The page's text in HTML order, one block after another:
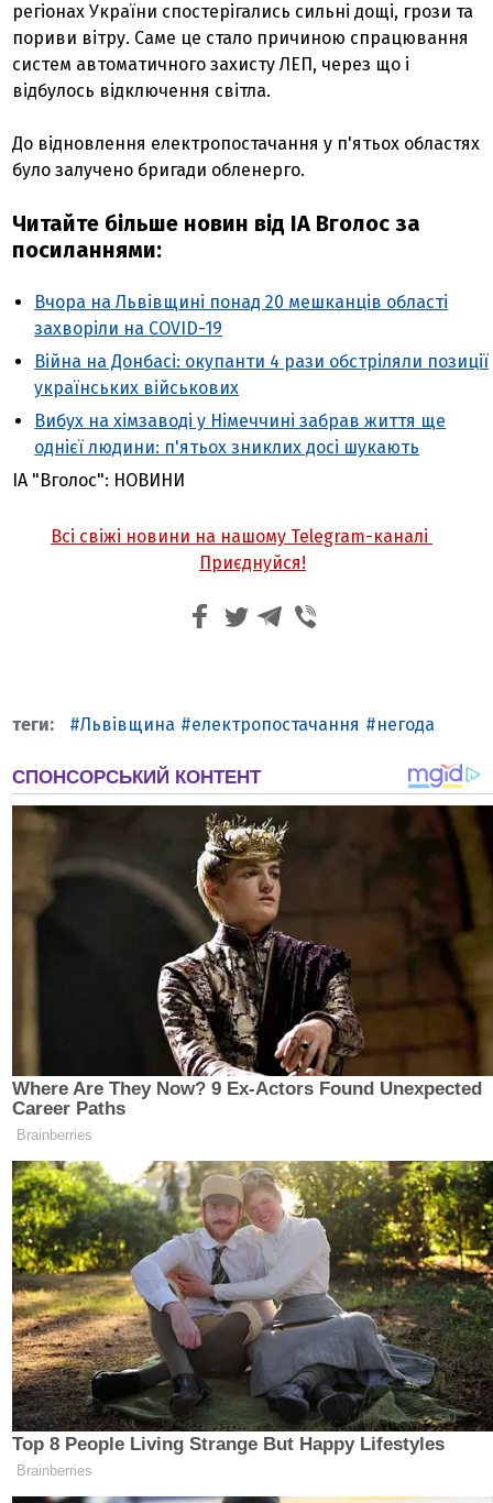
регіонах України спостерігались сильні дощі, грози та
пориви вітру. Саме це стало причиною спрацювання
систем автоматичного захисту ЛЕП, через що і
відбулось відключення світла.
До відновлення електропостачання у п'ятьох областях
було залучено бригади обленерго.
Читайте більше новин від ІА Вголос за
посиланнями:
Вчора на Львівщині понад 20 мешканців області
захворіли на COVID-19
Війна на Донбасі: окупанти 4 рази обстріляли позиції
українських військових
Вибух на хімзаводі у Німеччині забрав життя ще
однієї людини: п'ятьох зниклих досі шукають
ІА "Вголос": НОВИНИ
Всі свіжі новини на нашому Telegram-каналі
Приєднуйся!
Львівщина електропостачання негода